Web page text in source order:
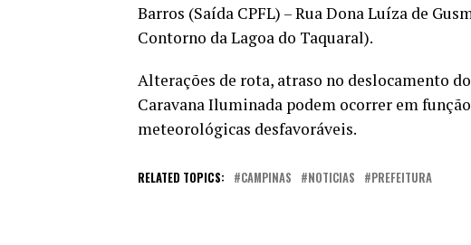
Barros (Saída CPFL) – Rua Dona Luíza de
Contorno da Lagoa do Taquaral).
Alterações de rota, atraso no deslocamento
Caravana Iluminada podem ocorrer em
meteorológicas desfavoráveis.
RELATED TOPICS: CAMPINAS NOTICIAS PREFEITURA